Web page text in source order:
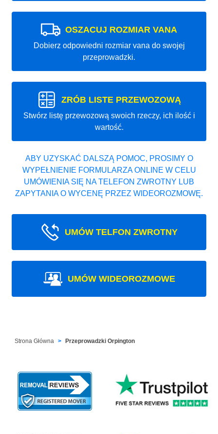
OSZACUJ ROZMIAR VANA
Dobierz odpowiedni rozmiar vana do swojej
przeprowadzki.
ZRÓB LISTE PRZEWOZOWĄ
Stwórz listę przewozową swoich rzeczy, ich ilość i
wartość.
ABY UZYSKAĆ DALSZĄ POMOC, PROSIMY O
WYPEŁNIENIE FORMULARZA ONLINE W CELU
UMÓWIENIA SIĘ NA TELEFON ZWROTNY LUB
ZAPYTANIA O WYCENĘ PRZEZ WIDEOROZMOWĘ.
UMÓW TELFON ZWROTNY
UMÓW WIDEOROZMOWE
Strona Główna Przeprowadzki Orpington